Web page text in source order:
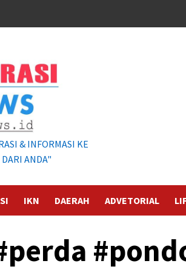
& INFORMASI KE
ANDA"
IKN DAERAH ADVETORIAL